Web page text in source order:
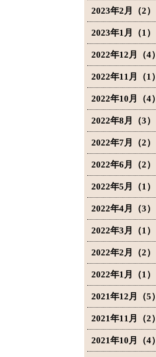
2023年2月（2）
2023年1月（1）
2022年12月（4）
2022年11月（1）
2022年10月（4）
2022年8月（3）
2022年7月（2）
2022年6月（2）
2022年5月（1）
2022年4月（3）
2022年3月（1）
2022年2月（2）
2022年1月（1）
2021年12月（5）
2021年11月（2）
2021年10月（4）